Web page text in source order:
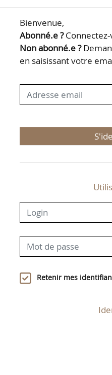
de Cristal Union.
Bienvenue,
Abonné.e ?
Non abonné.e ?
en saisissant votre
Retenir mes